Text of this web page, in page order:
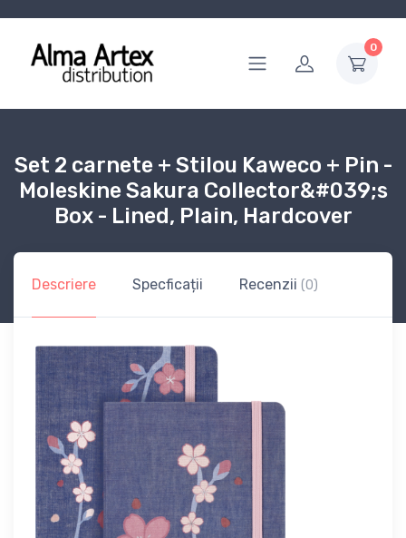
0
Set 2 carnete + Stilou Kaweco + Pin -
Moleskine Sakura Collector&#039;s
Box - Lined, Plain, Hardcover
Descriere Specficații Recenzii (0)